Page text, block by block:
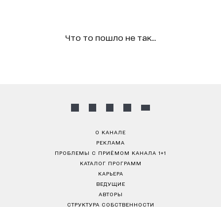
Что то пошло не так...
О КАНАЛЕ
РЕКЛАМА
ПРОБЛЕМЫ С ПРИЁМОМ КАНАЛА 1+1
КАТАЛОГ ПРОГРАММ
КАРЬЕРА
ВЕДУЩИЕ
АВТОРЫ
СТРУКТУРА СОБСТВЕННОСТИ